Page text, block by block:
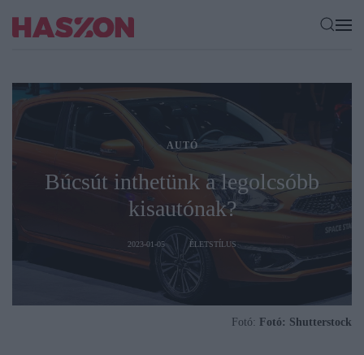
AUTÓ
Búcsút inthetünk a legolcsóbb
kisautónak?
2023-01-05 ÉLETSTÍLUS
Fotó: Fotó: Shutterstock